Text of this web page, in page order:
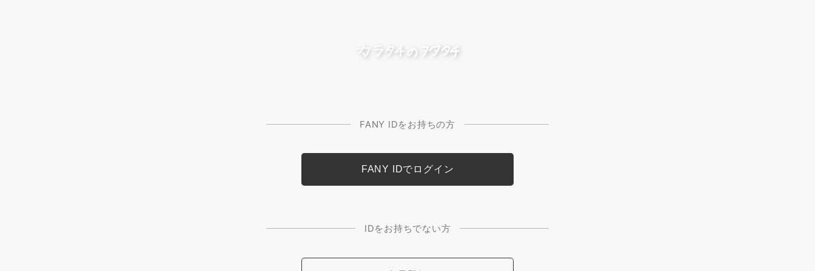
FANY IDをお持ちの方
IDをお持ちでない方